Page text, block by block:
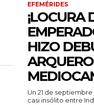
EFEMÉRIDES
¡LOCURA
HIZO
Un 21 de
casi insólito entre